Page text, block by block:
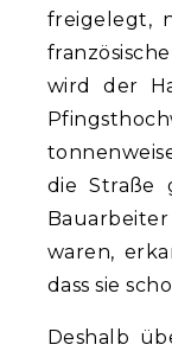
freigelegt,
wird der
die Straße
waren,
dass sie
Deshalb